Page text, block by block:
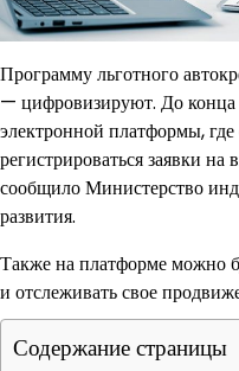
Программу льготного
— цифровизируют. До конца
электронной платформы,
регистрироваться заявки
сообщило Министерство
развития.
Также на платформе можно
и отслеживать свое
Содержание страницы